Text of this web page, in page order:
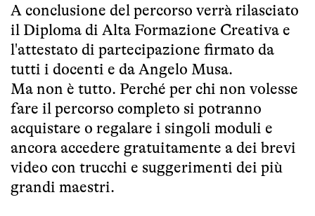
A conclusione del percorso verrà rilasciato
il Diploma di Alta Formazione Creativa e
l'attestato di partecipazione firmato da
tutti i docenti e da Angelo Musa.
Ma non è tutto. Perché per chi non volesse
fare il percorso completo si potranno
acquistare o regalare i singoli moduli e
ancora accedere gratuitamente a dei brevi
video con trucchi e suggerimenti dei più
grandi maestri.